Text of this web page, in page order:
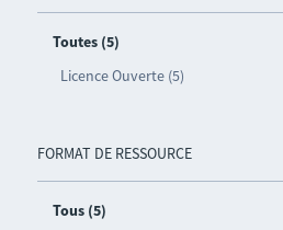
Toutes (5)
Licence Ouverte (5)
FORMAT DE RESSOURCE
Tous (5)